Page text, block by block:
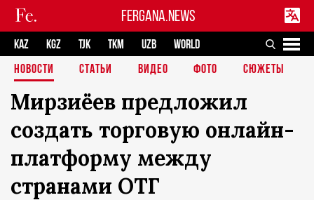
FERGANA.NEWS
KAZ KGZ TJK TKM UZB
WORLD
НОВОСТИ
СТАТЬИ ВИДЕО ФОТО СЮЖЕТЫ
Мирзиёев предложил
создать торговую онлайн-
платформу между
странами ОТГ